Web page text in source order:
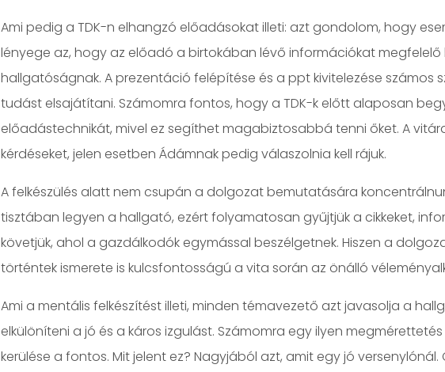
Ami pedig a TDK-n elhangzó előadásokat illeti: azt gondolom, hogy
lényege az, hogy az előadó a birtokában lévő információkat
hallgatóságnak. A prezentáció felépítése és a ppt kivitelezése számos
tudást elsajátítani. Számomra fontos, hogy a TDK-k előtt alaposan
előadástechnikát, mivel ez segíthet magabiztosabbá tenni őket. A
kérdéseket, jelen esetben Ádámnak pedig válaszolnia kell rájuk.
A felkészülés alatt nem csupán a dolgozat bemutatására
tisztában legyen a hallgató, ezért folyamatosan gyűjtjük a cikkeket,
követjük, ahol a gazdálkodók egymással beszélgetnek. Hiszen a
történtek ismerete is kulcsfontosságú a vita során az önálló
Ami a mentális felkészítést illeti, minden témavezető azt javasolja a
elkülöníteni a jó és a káros izgulást. Számomra egy ilyen
kerülése a fontos. Mit jelent ez? Nagyjából azt, amit egy jó